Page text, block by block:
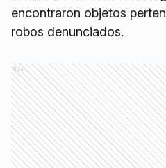
encontraron objetos
robos denunciados.
Ads